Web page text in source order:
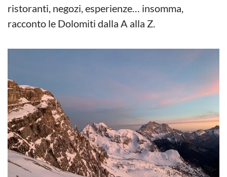
ristoranti, negozi, esperienze… insomma,
racconto le Dolomiti dalla A alla Z.